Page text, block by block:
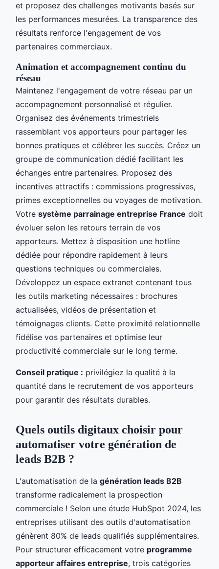
et proposez des challenges motivants basés sur
les performances mesurées. La transparence des
résultats renforce l'engagement de vos
partenaires commerciaux.
Animation et accompagnement continu du
réseau
Maintenez l'engagement de votre réseau par un
accompagnement personnalisé et régulier.
Organisez des événements trimestriels
rassemblant vos apporteurs pour partager les
bonnes pratiques et célébrer les succès. Créez un
groupe de communication dédié facilitant les
échanges entre partenaires. Proposez des
incentives attractifs : commissions progressives,
primes exceptionnelles ou voyages de motivation.
Votre système parrainage entreprise France doit
évoluer selon les retours terrain de vos
apporteurs. Mettez à disposition une hotline
dédiée pour répondre rapidement à leurs
questions techniques ou commerciales.
Développez un espace extranet contenant tous
les outils marketing nécessaires : brochures
actualisées, vidéos de présentation et
témoignages clients. Cette proximité relationnelle
fidélise vos partenaires et optimise leur
productivité commerciale sur le long terme.
Conseil pratique : privilégiez la qualité à la
quantité dans le recrutement de vos apporteurs
pour garantir des résultats durables.
Quels outils digitaux choisir pour
automatiser votre génération de
leads B2B ?
L'automatisation de la génération leads B2B
transforme radicalement la prospection
commerciale ! Selon une étude HubSpot 2024, les
entreprises utilisant des outils d'automatisation
génèrent 80% de leads qualifiés supplémentaires.
Pour structurer efficacement votre programme
apporteur affaires entreprise, trois catégories